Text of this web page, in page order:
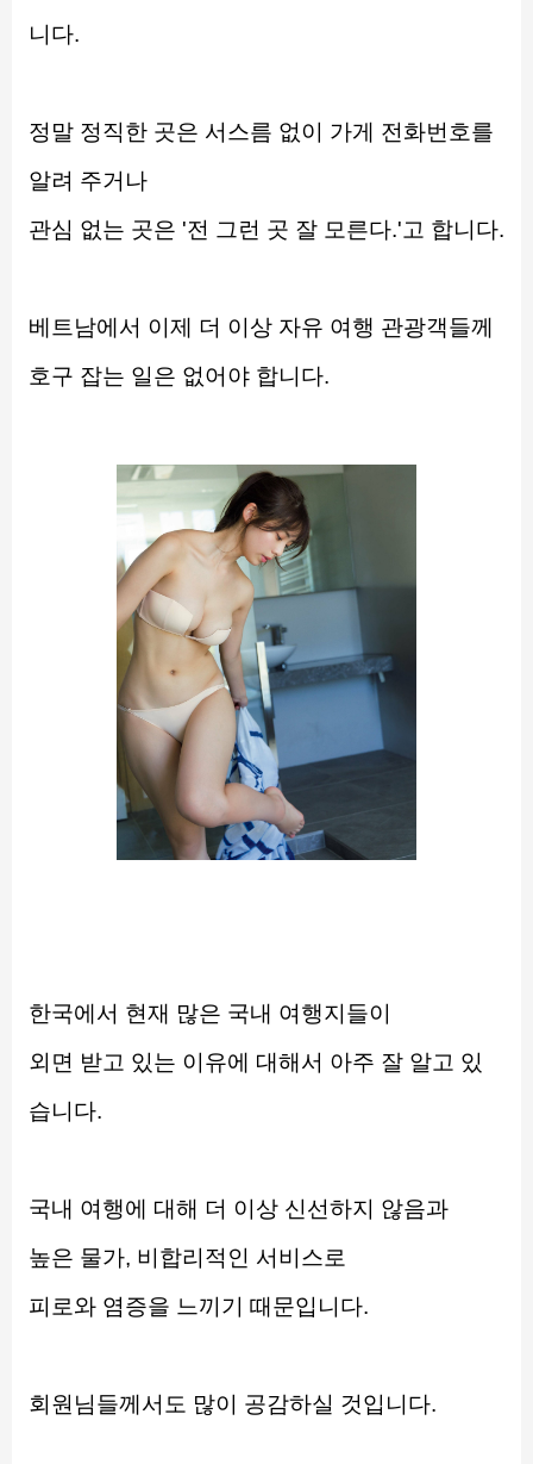
니다.
정말 정직한 곳은 서스름 없이 가게 전화번호를
알려 주거나
관심 없는 곳은 '전 그런 곳 잘 모른다.'고 합니다.
베트남에서 이제 더 이상 자유 여행 관광객들께
호구 잡는 일은 없어야 합니다.
한국에서 현재 많은 국내 여행지들이
외면 받고 있는 이유에 대해서 아주 잘 알고 있
습니다.
국내 여행에 대해 더 이상 신선하지 않음과
높은 물가, 비합리적인 서비스로
피로와 염증을 느끼기 때문입니다.
회원님들께서도 많이 공감하실 것입니다.